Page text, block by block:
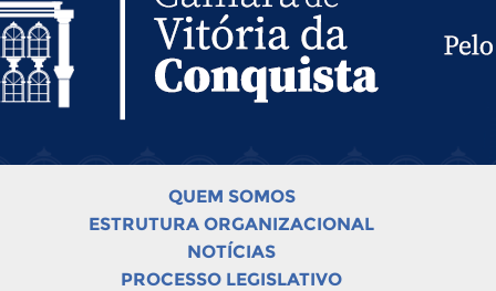
QUEM SOMOS
ESTRUTURA ORGANIZACIONAL
NOTÍCIAS
PROCESSO LEGISLATIVO